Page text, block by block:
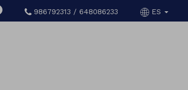
986792313 / 648086233 ES